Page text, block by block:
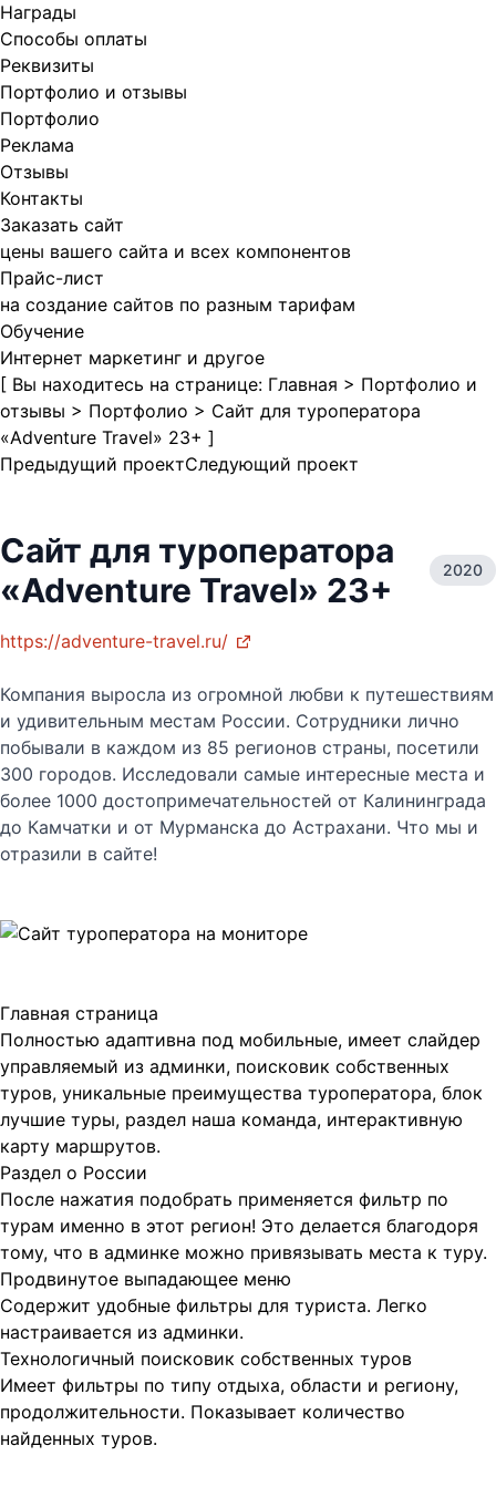
Награды
Способы оплаты
Реквизиты
Портфолио и отзывы
Портфолио
Реклама
Отзывы
Контакты
Заказать сайт
цены вашего сайта и всех компонентов
Прайс-лист
на создание сайтов по разным тарифам
Обучение
Интернет маркетинг и другое
[ Вы находитесь на странице: Главная > Портфолио и
отзывы > Портфолио > Сайт для туроператора
«Adventure Travel» 23+ ]
Предыдущий проектСледующий проект
Сайт для туроператора
«Adventure Travel» 23+
2020
https://adventure-travel.ru/
Компания выросла из огромной любви к путешествиям
и удивительным местам России. Сотрудники лично
побывали в каждом из 85 регионов страны, посетили
300 городов. Исследовали самые интересные места и
более 1000 достопримечательностей от Калининграда
до Камчатки и от Мурманска до Астрахани. Что мы и
отразили в сайте!
Главная страница
Полностью адаптивна под мобильные, имеет слайдер
управляемый из админки, поисковик собственных
туров, уникальные преимущества туроператора, блок
лучшие туры, раздел наша команда, интерактивную
карту маршрутов.
Раздел о России
После нажатия подобрать применяется фильтр по
турам именно в этот регион! Это делается благодоря
тому, что в админке можно привязывать места к туру.
Продвинутое выпадающее меню
Содержит удобные фильтры для туриста. Легко
настраивается из админки.
Технологичный поисковик собственных туров
Имеет фильтры по типу отдыха, области и региону,
продолжительности. Показывает количество
найденных туров.